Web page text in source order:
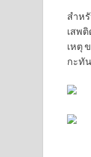
สำห
เสพ
เหตุ
กะทั